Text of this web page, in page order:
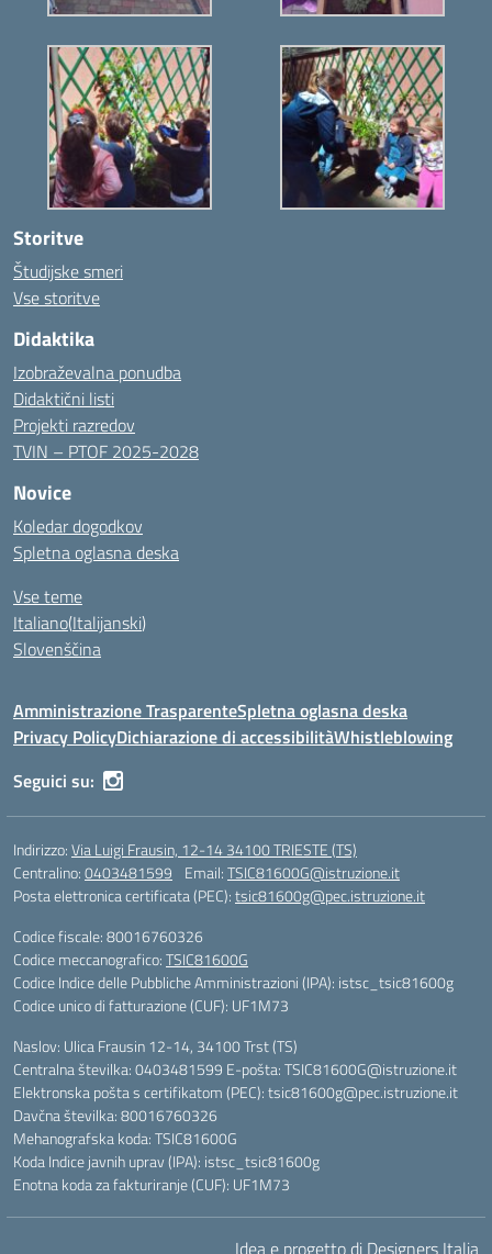
Storitve
Študijske smeri
Vse storitve
Didaktika
Izobraževalna ponudba
Didaktični listi
Projekti razredov
TVIN – PTOF 2025-2028
Novice
Koledar dogodkov
Spletna oglasna deska
Vse teme
Italiano(Italijanski)
Slovenščina
Amministrazione TrasparenteSpletna oglasna deska
Privacy PolicyDichiarazione di accessibilitàWhistleblowing
Seguici su:
Indirizzo:Via Luigi Frausin, 12-14 34100 TRIESTE (TS)
Centralino:0403481599 Email:TSIC81600G@istruzione.it
Posta elettronica certificata (PEC):tsic81600g@pec.istruzione.it
Codice fiscale: 80016760326
Codice meccanografico:TSIC81600G
Codice Indice delle Pubbliche Amministrazioni (IPA): istsc_tsic81600g
Codice unico di fatturazione (CUF): UF1M73
Naslov: Ulica Frausin 12-14, 34100 Trst (TS)
Centralna številka: 0403481599 E-pošta: TSIC81600G@istruzione.it
Elektronska pošta s certifikatom (PEC): tsic81600g@pec.istruzione.it
Davčna številka: 80016760326
Mehanografska koda: TSIC81600G
Koda Indice javnih uprav (IPA): istsc_tsic81600g
Enotna koda za fakturiranje (CUF): UF1M73
Idea e progetto di Designers Italia